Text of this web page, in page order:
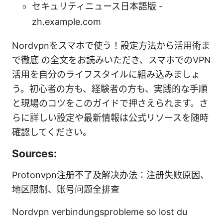
セキュリティニュース日本語版 -
zh.example.com
Nordvpnをスマホで使う！設定方法から活用術ま
で徹底 の全文をお読みいただき、スマホでのVPN
活用を自分のライフスタイルに組み込みましょ
う。初心者の方も、経験者の方も、実践的な手順
と現場のコツをこのガイドで押さえられます。さ
らに詳しい設定や最新情報は公式リソースを随時
確認してください。
Sources:
Protonvpn注册不了及解决办法：注册失败原因、
地区限制、账号问题全排查
Nordvpn verbindungsprobleme so lost du